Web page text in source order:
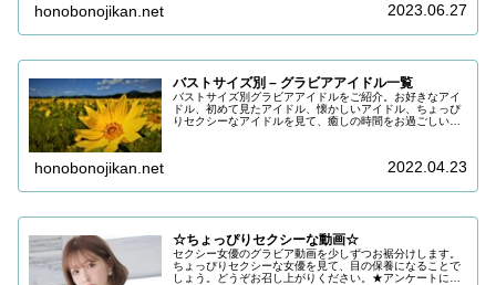
honobonojikan.net 2023.06.27
バストサイズ別 – グラビアアイドル一覧
バストサイズ別グラビアアイドルをご紹介。お好きなアイ
ドル、初めて見たアイドル、懐かしいアイドル、ちょっぴ
りセクシーなアイドルを見て、癒しの時間をお過ごしいた
honobonojikan.net 2022.04.23
☆ちょっぴりセクシーな動画☆
セクシー女優のグラビア動画を少しずつお裾分けします。
ちょっぴりセクシーな女優を見て、目の保養になることで
しょう。どうぞお召し上がりください。★アンケートにご